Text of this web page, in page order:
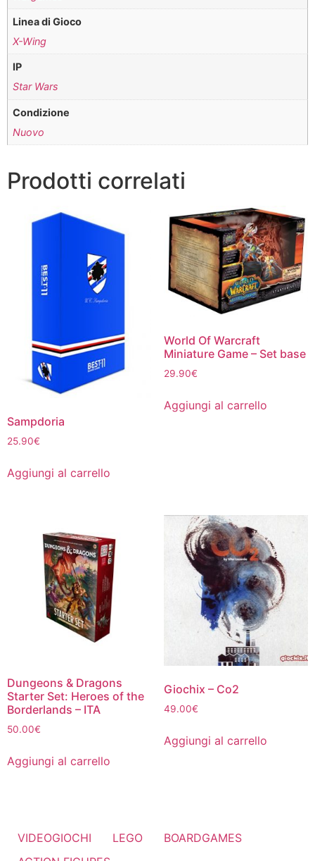
Linea di Gioco
X-Wing
IP
Star Wars
Condizione
Nuovo
Prodotti correlati
Sampdoria
25.90€
Aggiungi al carrello
World Of Warcraft
Miniature Game – Set base
29.90€
Aggiungi al carrello
Dungeons & Dragons
Starter Set: Heroes of the
Borderlands – ITA
50.00€
Aggiungi al carrello
Giochix – Co2
49.00€
Aggiungi al carrello
VIDEOGIOCHI LEGO
BOARDGAMES